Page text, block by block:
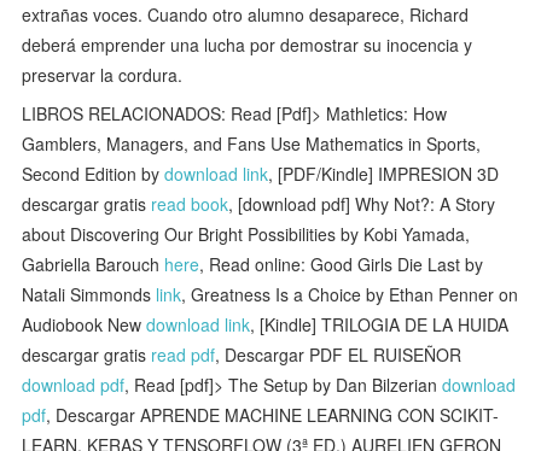
extrañas voces. Cuando otro alumno desaparece, Richard
deberá emprender una lucha por demostrar su inocencia y
preservar la cordura.
LIBROS RELACIONADOS: Read [Pdf]> Mathletics: How
Gamblers, Managers, and Fans Use Mathematics in Sports,
Second Edition bydownload link, [PDF/Kindle] IMPRESION 3D
descargar gratis read book, [download pdf] Why Not?: A Story
about Discovering Our Bright Possibilities by Kobi Yamada,
Gabriella Barouch here, Read online: Good Girls Die Last by
Natali Simmonds link, Greatness Is a Choice by Ethan Penner on
Audiobook Newdownload link, [Kindle] TRILOGIA DE LA HUIDA
descargar gratis read pdf, Descargar PDF EL RUISEÑOR
download pdf, Read [pdf]> The Setup by Dan Bilzeriandownload
pdf, Descargar APRENDE MACHINE LEARNING CON SCIKIT-
LEARN, KERAS Y TENSORFLOW (3ª ED.) AURELIEN GERON